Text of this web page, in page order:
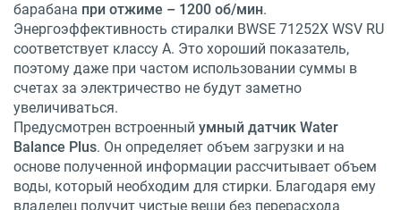
барабана при отжиме – 1200 об/мин.
Энергоэффективность стиралки BWSE 71252X WSV RU
соответствует классу A. Это хороший показатель,
поэтому даже при частом использовании суммы в
счетах за электричество не будут заметно
увеличиваться.
Предусмотрен встроенный умный датчик Water
Balance Plus. Он определяет объем загрузки и на
основе полученной информации рассчитывает объем
воды, который необходим для стирки. Благодаря ему
владелец получит чистые вещи без перерасхода